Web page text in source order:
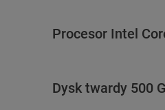
Procesor Intel
Dysk twardy 500